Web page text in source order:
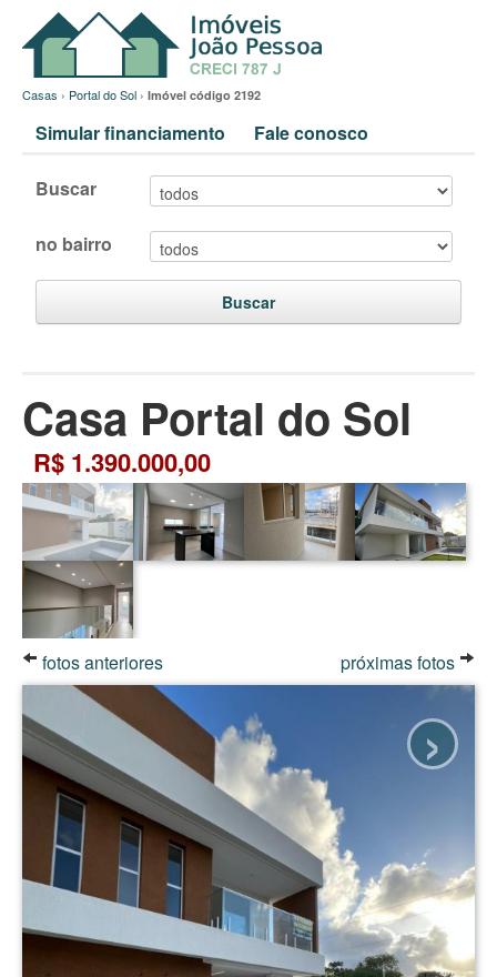
Casas › Portal do Sol › Imóvel código 2192
Simular financiamento Fale conosco
Buscar
no bairro
Buscar
Casa Portal do Sol
R$ 1.390.000,00
fotos anteriores próximas fotos
›